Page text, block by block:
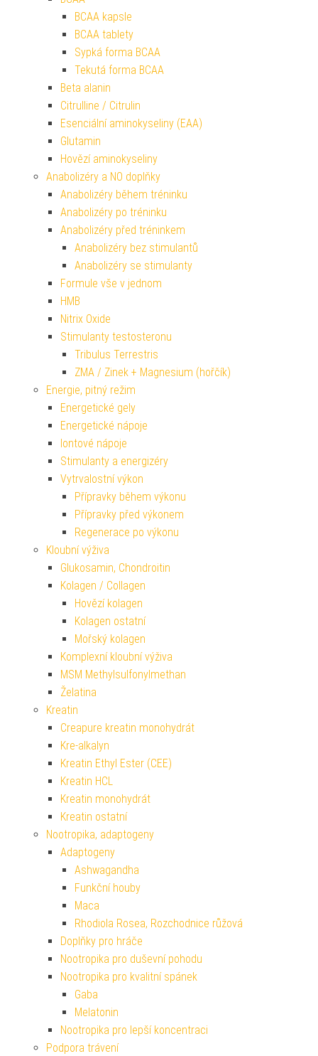
BCAA kapsle
BCAA tablety
Sypká forma BCAA
Tekutá forma BCAA
Beta alanin
Citrulline / Citrulin
Esenciální aminokyseliny (EAA)
Glutamin
Hovězí aminokyseliny
Anabolizéry a NO doplňky
Anabolizéry během tréninku
Anabolizéry po tréninku
Anabolizéry před tréninkem
Anabolizéry bez stimulantů
Anabolizéry se stimulanty
Formule vše v jednom
HMB
Nitrix Oxide
Stimulanty testosteronu
Tribulus Terrestris
ZMA / Zinek + Magnesium (hořčík)
Energie, pitný režim
Energetické gely
Energetické nápoje
Iontové nápoje
Stimulanty a energizéry
Vytrvalostní výkon
Přípravky během výkonu
Přípravky před výkonem
Regenerace po výkonu
Kloubní výživa
Glukosamin, Chondroitin
Kolagen / Collagen
Hovězí kolagen
Kolagen ostatní
Mořský kolagen
Komplexní kloubní výživa
MSM Methylsulfonylmethan
Želatina
Kreatin
Creapure kreatin monohydrát
Kre-alkalyn
Kreatin Ethyl Ester (CEE)
Kreatin HCL
Kreatin monohydrát
Kreatin ostatní
Nootropika, adaptogeny
Adaptogeny
Ashwagandha
Funkční houby
Maca
Rhodiola Rosea, Rozchodnice růžová
Doplňky pro hráče
Nootropika pro duševní pohodu
Nootropika pro kvalitní spánek
Gaba
Melatonin
Nootropika pro lepší koncentraci
Podpora trávení